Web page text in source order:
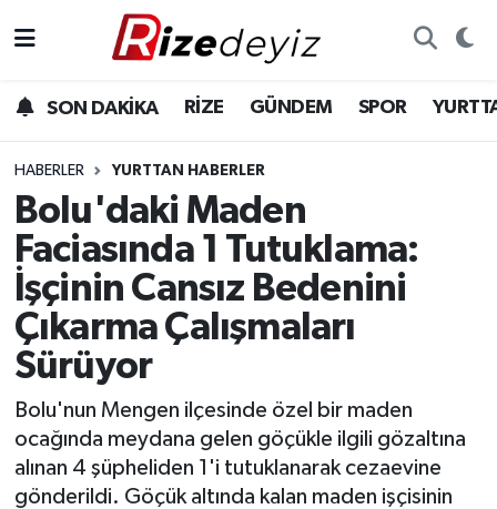
SON DAKİKA RİZE GÜNDEM SPOR
HABERLER YURTTAN HABERLER
Bolu'daki Maden
Faciasında 1 Tutuklama:
İşçinin Cansız Bedenini
Çıkarma Çalışmaları
Sürüyor
Bolu'nun Mengen ilçesinde özel bir maden
ocağında meydana gelen göçükle ilgili gözaltına
alınan 4 şüpheliden 1'i tutuklanarak cezaevine
gönderildi. Göçük altında kalan maden işçisinin
Gündem
Yurttan Haberler
Ekonomi
Sağlık
Rize Hava Durumu
Rize Trafik Yoğunluk Haritası
Süper Lig Puan Durumu ve Fikstür
Tüm Manşetler
Son Dakika Haberleri
Haber Arşivi